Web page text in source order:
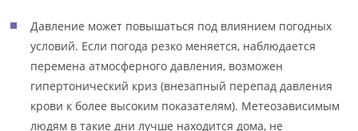
Давление может повышаться под влиянием погодных
условий. Если погода резко меняется, наблюдается
перемена атмосферного давления, возможен
гипертонический криз (внезапный перепад давления
крови к более высоким показателям). Метеозависимым
людям в такие дни лучше находится дома, не